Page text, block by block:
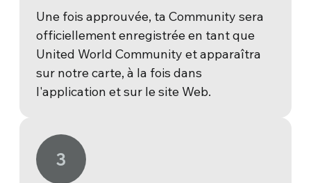
Une fois approuvée, ta Community sera
officiellement enregistrée en tant que
United World Community et apparaîtra
sur notre carte, à la fois dans
l'application et sur le site Web.
3